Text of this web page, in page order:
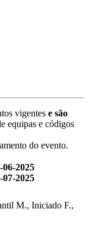
vigentes e são
equipas e códigos
do evento.
06-2025
07-2025
M., Iniciado F.,